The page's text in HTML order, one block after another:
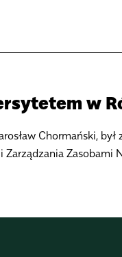
w
Chormański,
Zasobami